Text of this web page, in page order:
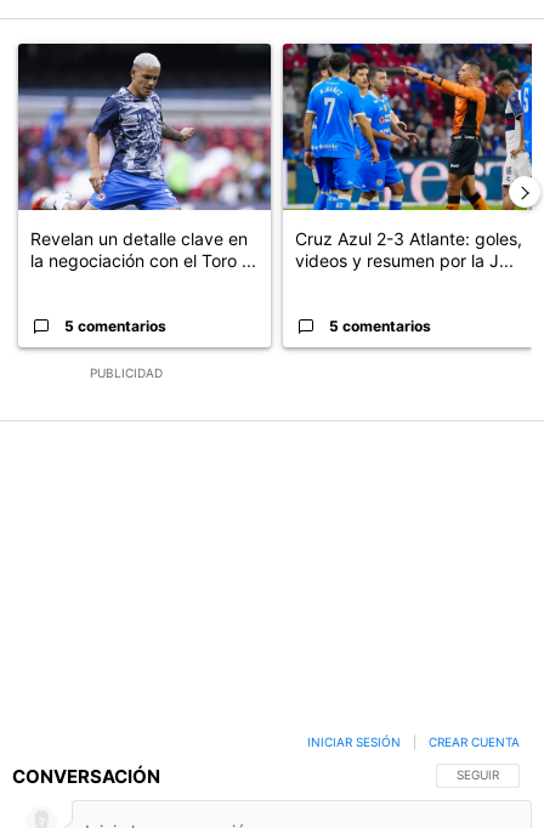
PUBLICIDAD
Un artículo de tendencia con el título "Revelan un detalle clave
Revelan un detalle clave en
la negociación con el Toro ...
5 comentarios
Un artículo de tendencia con el
Cruz Azul 2-3 Atlante: goles,
videos y resumen por la J...
5 comentarios
CONVERSACIÓN SIGA ESTA
SEGUIR
INICIAR SESIÓN CREAR CUENTA